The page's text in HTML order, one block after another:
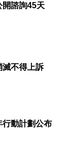
開諮詢45天
滅不得上訴
行動計劃公布